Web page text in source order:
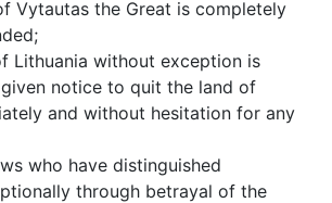
Vytautas the Great is completely
without exception is
notice to quit the land of
and without hesitation for any
who have distinguished
through betrayal of the